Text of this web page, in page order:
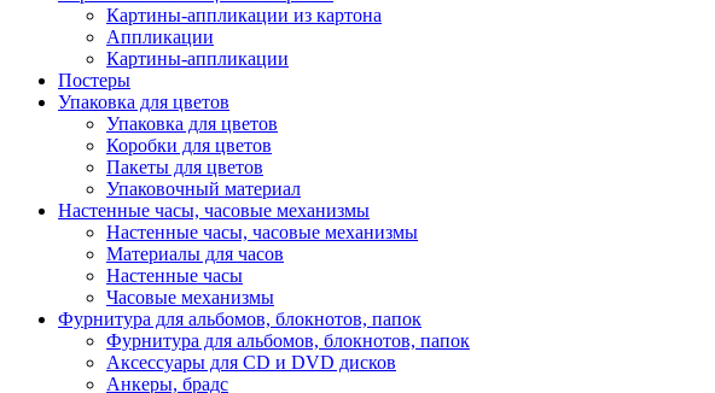
Картины-аппликации из картона
Аппликации
Картины-аппликации
Постеры
Упаковка для цветов
Упаковка для цветов
Коробки для цветов
Пакеты для цветов
Упаковочный материал
Настенные часы, часовые механизмы
Настенные часы, часовые механизмы
Материалы для часов
Настенные часы
Часовые механизмы
Фурнитура для альбомов, блокнотов, папок
Фурнитура для альбомов, блокнотов, папок
Аксессуары для CD и DVD дисков
Анкеры, брадс